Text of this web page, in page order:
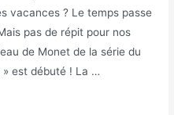
vacances ? Le temps passe
pas de répit pour nos
de Monet de la série du
» est débuté ! La …